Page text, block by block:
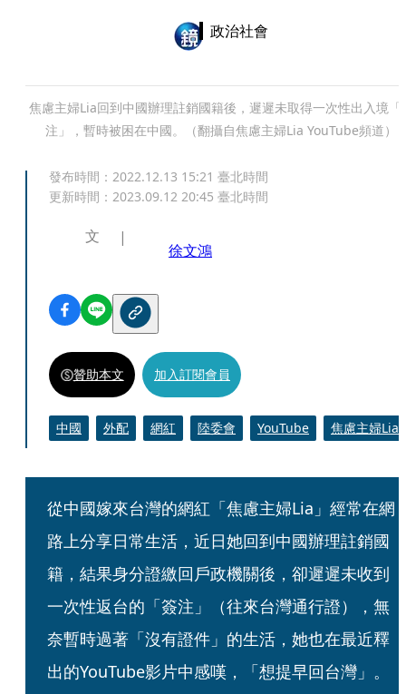
政治社會
焦慮主婦Lia回到中國辦理註銷國籍後，遲遲未取得一次性出入境「
注」，暫時被困在中國。（翻攝自焦慮主婦Lia YouTube頻道）
發布時間： 2022.12.13 15:21 臺北時間
更新時間： 2023.09.12 20:45 臺北時間
文
徐文鴻
贊助本文 加入訂閱會員
中國 外配 網紅 陸委會 YouTube 焦慮主婦Lia
從中國嫁來台灣的網紅「焦慮主婦Lia」經常在網
路上分享日常生活，近日她回到中國辦理註銷國
籍，結果身分證繳回戶政機關後，卻遲遲未收到
一次性返台的「簽注」（往來台灣通行證），無
奈暫時過著「沒有證件」的生活，她也在最近釋
出的YouTube影片中感嘆，「想提早回台灣」。